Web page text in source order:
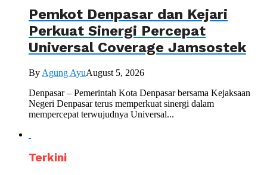
Pemkot Denpasar dan Kejari
Perkuat Sinergi Percepat
Universal Coverage Jamsostek
By Agung AyuAugust 5, 2026
Denpasar – Pemerintah Kota Denpasar bersama Kejaksaan
Negeri Denpasar terus memperkuat sinergi dalam
mempercepat terwujudnya Universal...
Terkini